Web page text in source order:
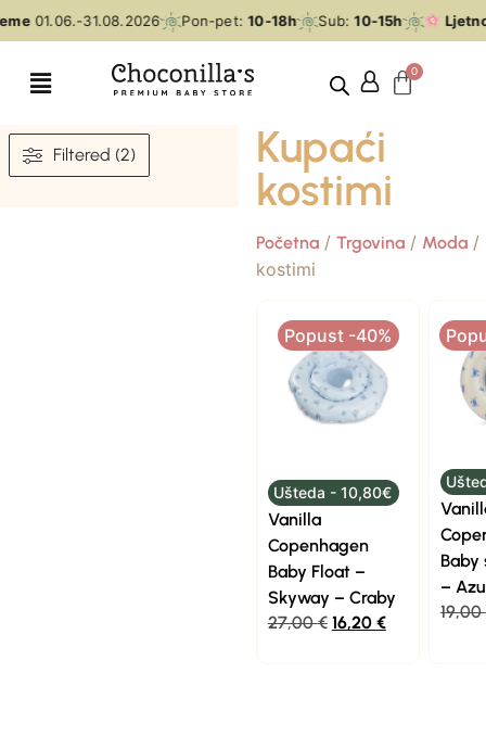
01.06.-31.08.2026 Pon-pet: 10-18h Sub: 10-15h
Filtered (2)
Kupaći
kostimi
Početna/ Trgovina/ Moda/
kostimi
Popust -40%
Ušteda - 10,80€
Vanilla
Copenhagen
Baby Float –
Skyway – Craby
27,00€ 16,20 €
Baby
–
19,00